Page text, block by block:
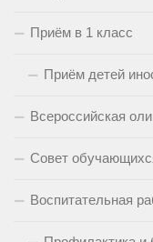
Приём в 1 класс
Приём детей
Всероссийская
Совет
Воспитательная